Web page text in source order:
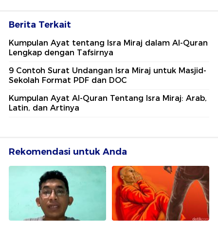
Berita Terkait
Kumpulan Ayat tentang Isra Miraj dalam Al-Quran
Lengkap dengan Tafsirnya
9 Contoh Surat Undangan Isra Miraj untuk Masjid-
Sekolah Format PDF dan DOC
Kumpulan Ayat Al-Quran Tentang Isra Miraj: Arab,
Latin, dan Artinya
Rekomendasi untuk Anda